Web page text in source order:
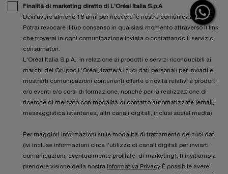
Finalità di marketing diretto di L'Oréal Italia S.p.A
Devi avere almeno 16 anni per ricevere le nostre comunicazioni.
Potrai revocare il tuo consenso in qualsiasi momento attraverso il link
che troverai in ogni comunicazione inviata o contattando il servizio
consumatori.
L'Oréal Italia S.p.A., in relazione ai prodotti e servizi riconducibili ai
marchi del Gruppo L’Oréal, tratterà i tuoi dati personali per inviarti e
mostrarti comunicazioni contenenti offerte e novità relativi a prodotti
e/o eventi e/o corsi di formazione, nonché per la realizzazione di
ricerche di mercato con modalità di contatto automatizzate (email,
messaggistica istantanea, altri canali digitali, inclusi social media)
Per maggiori informazioni sulle modalità di trattamento dei tuoi dati
(ivi incluse informazioni circa l’utilizzo di canali digitali per inviarti
comunicazioni, eventualmente profilate, di marketing), ti invitiamo a
prendere visione della nostra
Informativa Privacy .È possibile avere